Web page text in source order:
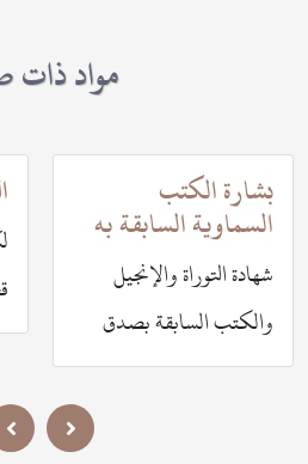
مواد ذات
بشارة الكتب
السماوية السابقة به
شهادة التوراة والإنجيل
والكتب السابقة بصدق
الرسول ﷺ ومعجزته